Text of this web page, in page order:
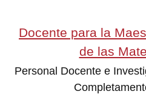
Docente para la
de las
Personal Docente e